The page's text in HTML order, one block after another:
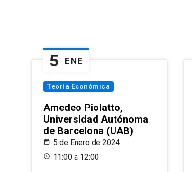
5 ENE
Teoría Económica
Amedeo Piolatto,
Universidad Autónoma
de Barcelona (UAB)
5 de Enero de 2024
11:00 a 12:00